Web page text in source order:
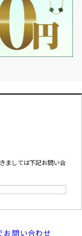
ましては下記お問い合
お問い合わせ